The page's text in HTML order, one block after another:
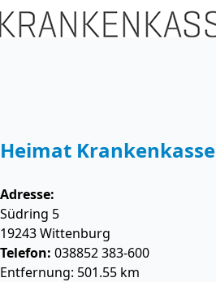
Heimat Krankenkasse
Adresse:
Südring 5
19243Wittenburg
Telefon: 038852 383-600
Entfernung: 501.55 km